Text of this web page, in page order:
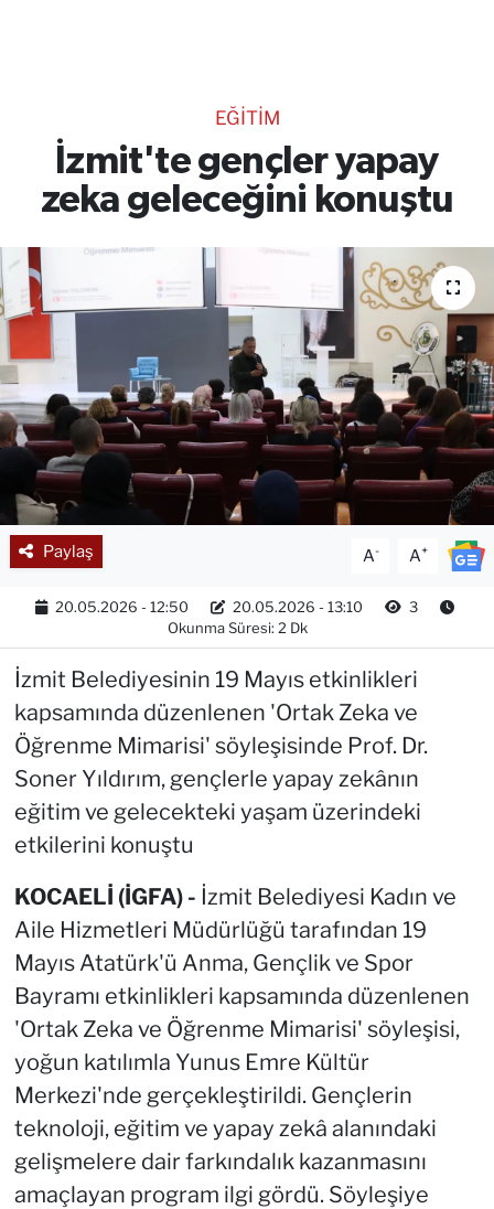
EĞİTİM
İzmit'te gençler yapay
zeka geleceğini konuştu
Paylaş A- A+
20.05.2026 - 12:50 20.05.2026 - 13:10
3
Okunma Süresi: 2 Dk
İzmit Belediyesinin 19 Mayıs etkinlikleri
kapsamında düzenlenen 'Ortak Zeka ve
Öğrenme Mimarisi' söyleşisinde Prof. Dr.
Soner Yıldırım, gençlerle yapay zekânın
eğitim ve gelecekteki yaşam üzerindeki
etkilerini konuştu
KOCAELİ (İGFA) - İzmit Belediyesi Kadın ve
Aile Hizmetleri Müdürlüğü tarafından 19
Mayıs Atatürk'ü Anma, Gençlik ve Spor
Bayramı etkinlikleri kapsamında düzenlenen
'Ortak Zeka ve Öğrenme Mimarisi' söyleşisi,
yoğun katılımla Yunus Emre Kültür
Merkezi'nde gerçekleştirildi. Gençlerin
teknoloji, eğitim ve yapay zekâ alanındaki
gelişmelere dair farkındalık kazanmasını
amaçlayan program ilgi gördü. Söyleşiye
RESMİ İLANLAR
Gencsesfm Canlı Dinle